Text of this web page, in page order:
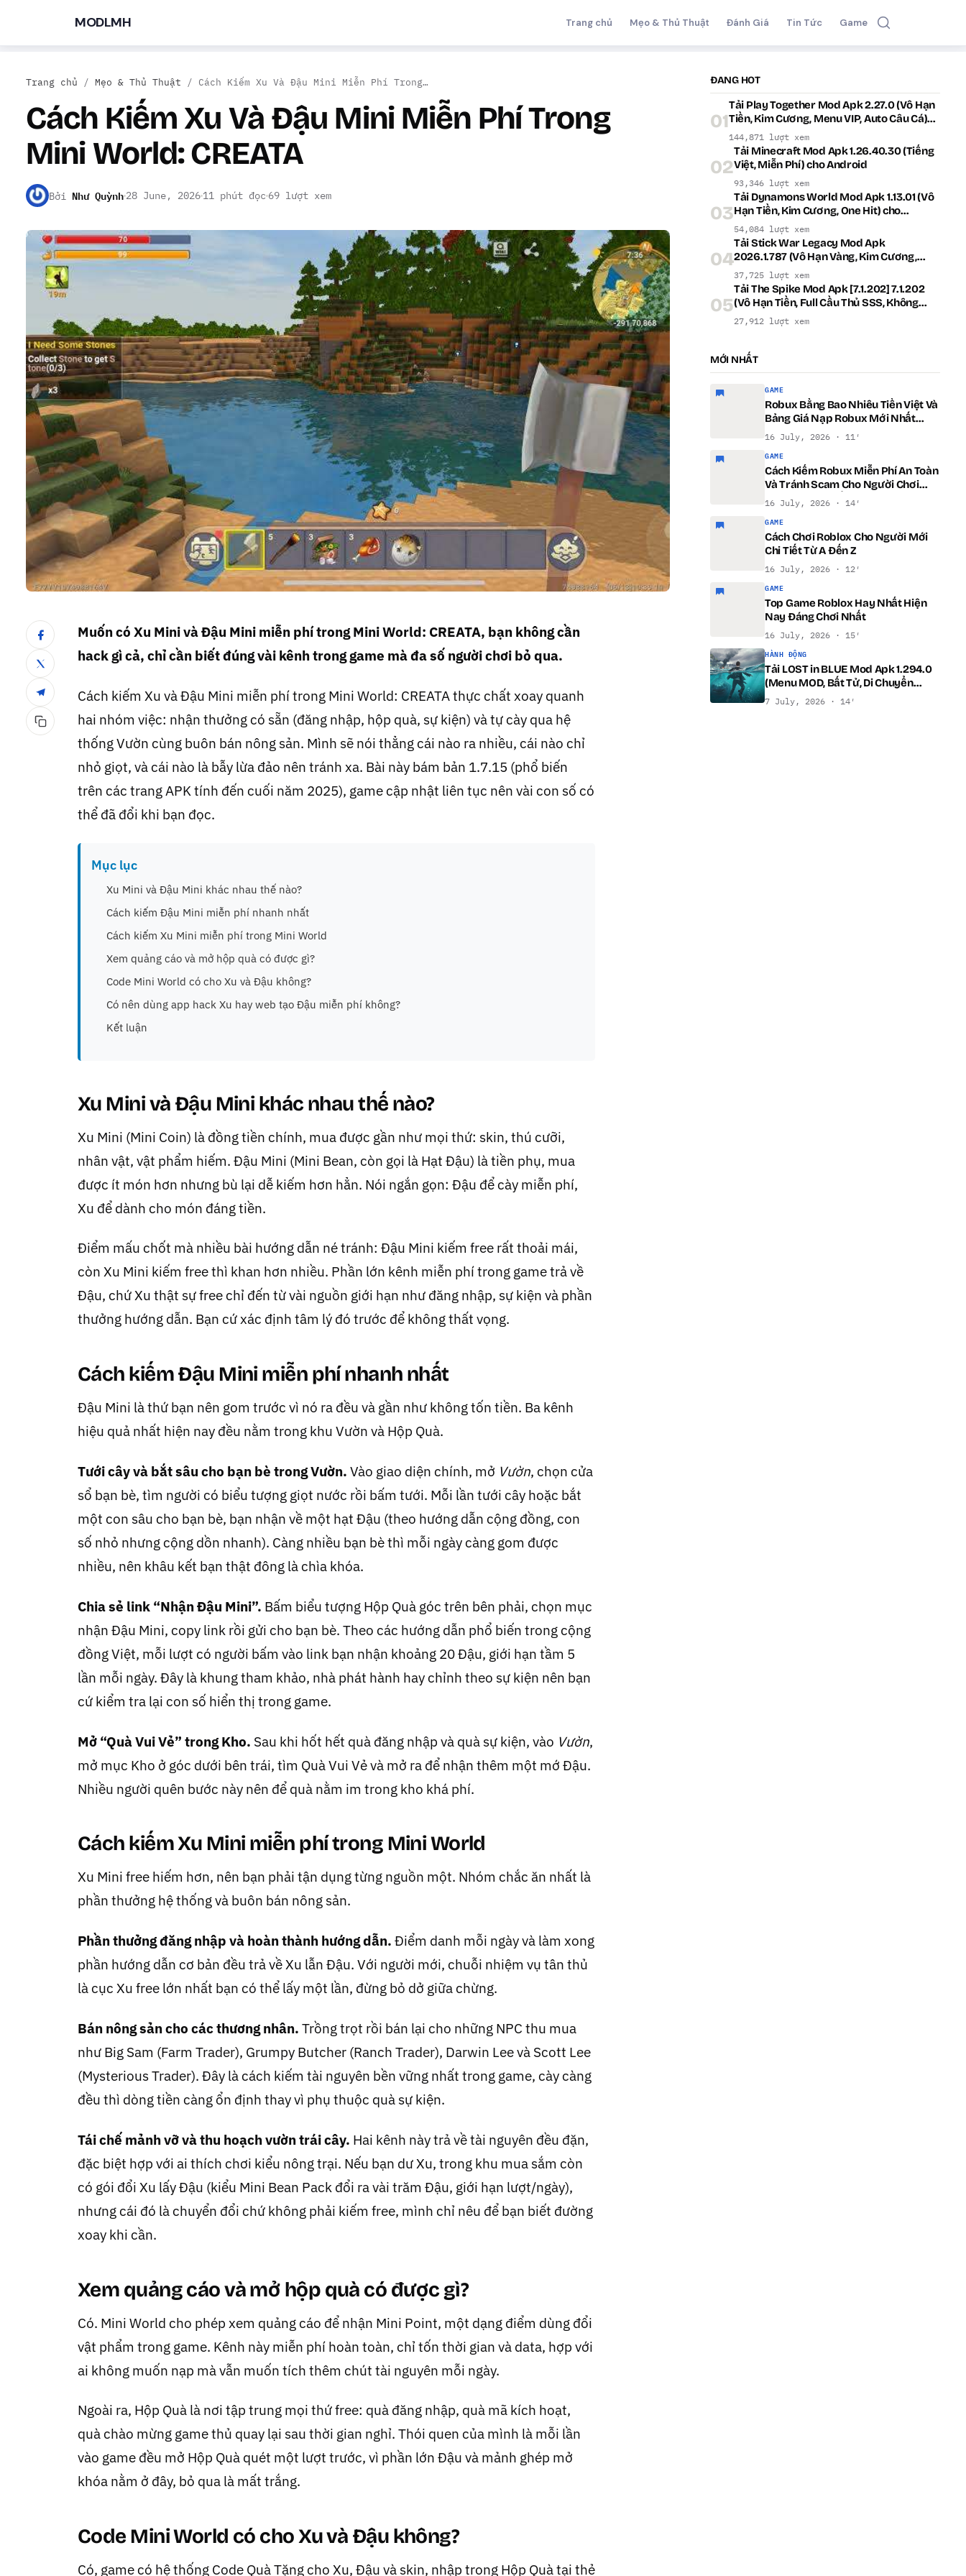
MOD APK Game offline Ứng dụng miễn phí
MODLMH Trang chủ Mẹo & Thủ Thuật Đánh Giá Tin Tức Game
Trang chủ / Mẹo & Thủ Thuật / Cách Kiếm Xu Và Đậu Mini Miễn Phí Trong…
Cách Kiếm Xu Và Đậu Mini Miễn Phí Trong
Mini World: CREATA
Bởi Như Quỳnh 28 June, 2026 11 phút đọc 69 lượt xem
Muốn có Xu Mini và Đậu Mini miễn phí trong Mini World: CREATA, bạn không cần
hack gì cả, chỉ cần biết đúng vài kênh trong game mà đa số người chơi bỏ qua.
Cách kiếm Xu và Đậu Mini miễn phí trong Mini World: CREATA thực chất xoay quanh
hai nhóm việc: nhận thưởng có sẵn (đăng nhập, hộp quà, sự kiện) và tự cày qua hệ
thống Vườn cùng buôn bán nông sản. Mình sẽ nói thẳng cái nào ra nhiều, cái nào chỉ
nhỏ giọt, và cái nào là bẫy lừa đảo nên tránh xa. Bài này bám bản 1.7.15 (phổ biến
trên các trang APK tính đến cuối năm 2025), game cập nhật liên tục nên vài con số có
thể đã đổi khi bạn đọc.
Mục lục
Xu Mini và Đậu Mini khác nhau thế nào?
Cách kiếm Đậu Mini miễn phí nhanh nhất
Cách kiếm Xu Mini miễn phí trong Mini World
Xem quảng cáo và mở hộp quà có được gì?
Code Mini World có cho Xu và Đậu không?
Có nên dùng app hack Xu hay web tạo Đậu miễn phí không?
Kết luận
Xu Mini và Đậu Mini khác nhau thế nào?
Xu Mini (Mini Coin) là đồng tiền chính, mua được gần như mọi thứ: skin, thú cưỡi,
nhân vật, vật phẩm hiếm. Đậu Mini (Mini Bean, còn gọi là Hạt Đậu) là tiền phụ, mua
được ít món hơn nhưng bù lại dễ kiếm hơn hẳn. Nói ngắn gọn: Đậu để cày miễn phí,
Xu để dành cho món đáng tiền.
Điểm mấu chốt mà nhiều bài hướng dẫn né tránh: Đậu Mini kiếm free rất thoải mái,
còn Xu Mini kiếm free thì khan hơn nhiều. Phần lớn kênh miễn phí trong game trả về
Đậu, chứ Xu thật sự free chỉ đến từ vài nguồn giới hạn như đăng nhập, sự kiện và phần
thưởng hướng dẫn. Bạn cứ xác định tâm lý đó trước để không thất vọng.
Cách kiếm Đậu Mini miễn phí nhanh nhất
Đậu Mini là thứ bạn nên gom trước vì nó ra đều và gần như không tốn tiền. Ba kênh
hiệu quả nhất hiện nay đều nằm trong khu Vườn và Hộp Quà.
Tưới cây và bắt sâu cho bạn bè trong Vườn. Vào giao diện chính, mở Vườn, chọn cửa
sổ bạn bè, tìm người có biểu tượng giọt nước rồi bấm tưới. Mỗi lần tưới cây hoặc bắt
một con sâu cho bạn bè, bạn nhận về một hạt Đậu (theo hướng dẫn cộng đồng, con
số nhỏ nhưng cộng dồn nhanh). Càng nhiều bạn bè thì mỗi ngày càng gom được
nhiều, nên khâu kết bạn thật đông là chìa khóa.
Chia sẻ link “Nhận Đậu Mini”. Bấm biểu tượng Hộp Quà góc trên bên phải, chọn mục
nhận Đậu Mini, copy link rồi gửi cho bạn bè. Theo các hướng dẫn phổ biến trong cộng
đồng Việt, mỗi lượt có người bấm vào link bạn nhận khoảng 20 Đậu, giới hạn tầm 5
lần mỗi ngày. Đây là khung tham khảo, nhà phát hành hay chỉnh theo sự kiện nên bạn
cứ kiểm tra lại con số hiển thị trong game.
Mở “Quà Vui Vẻ” trong Kho. Sau khi hốt hết quà đăng nhập và quà sự kiện, vào Vườn,
mở mục Kho ở góc dưới bên trái, tìm Quà Vui Vẻ và mở ra để nhận thêm một mớ Đậu.
Nhiều người quên bước này nên để quà nằm im trong kho khá phí.
Cách kiếm Xu Mini miễn phí trong Mini World
Xu Mini free hiếm hơn, nên bạn phải tận dụng từng nguồn một. Nhóm chắc ăn nhất là
phần thưởng hệ thống và buôn bán nông sản.
Phần thưởng đăng nhập và hoàn thành hướng dẫn. Điểm danh mỗi ngày và làm xong
phần hướng dẫn cơ bản đều trả về Xu lẫn Đậu. Với người mới, chuỗi nhiệm vụ tân thủ
là cục Xu free lớn nhất bạn có thể lấy một lần, đừng bỏ dở giữa chừng.
Bán nông sản cho các thương nhân. Trồng trọt rồi bán lại cho những NPC thu mua
như Big Sam (Farm Trader), Grumpy Butcher (Ranch Trader), Darwin Lee và Scott Lee
(Mysterious Trader). Đây là cách kiếm tài nguyên bền vững nhất trong game, cày càng
đều thì dòng tiền càng ổn định thay vì phụ thuộc quà sự kiện.
Tái chế mảnh vỡ và thu hoạch vườn trái cây. Hai kênh này trả về tài nguyên đều đặn,
đặc biệt hợp với ai thích chơi kiểu nông trại. Nếu bạn dư Xu, trong khu mua sắm còn
có gói đổi Xu lấy Đậu (kiểu Mini Bean Pack đổi ra vài trăm Đậu, giới hạn lượt/ngày),
nhưng cái đó là chuyển đổi chứ không phải kiếm free, mình chỉ nêu để bạn biết đường
xoay khi cần.
Xem quảng cáo và mở hộp quà có được gì?
Có. Mini World cho phép xem quảng cáo để nhận Mini Point, một dạng điểm dùng đổi
vật phẩm trong game. Kênh này miễn phí hoàn toàn, chỉ tốn thời gian và data, hợp với
ai không muốn nạp mà vẫn muốn tích thêm chút tài nguyên mỗi ngày.
Ngoài ra, Hộp Quà là nơi tập trung mọi thứ free: quà đăng nhập, quà mã kích hoạt,
quà chào mừng game thủ quay lại sau thời gian nghỉ. Thói quen của mình là mỗi lần
vào game đều mở Hộp Quà quét một lượt trước, vì phần lớn Đậu và mảnh ghép mở
khóa nằm ở đây, bỏ qua là mất trắng.
Code Mini World có cho Xu và Đậu không?
Có, game có hệ thống Code Quà Tặng cho Xu, Đậu và skin, nhập trong Hộp Quà tại thẻ
ĐANG HOT
01
Tải Play Together Mod Apk 2.27.0 (Vô Hạn
Tiền, Kim Cương, Menu VIP, Auto Câu Cá)
cho Android
144,871 lượt xem
02
Tải Minecraft Mod Apk 1.26.40.30 (Tiếng
Việt, Miễn Phí) cho Android
93,346 lượt xem
03
Tải Dynamons World Mod Apk 1.13.01 (Vô
Hạn Tiền, Kim Cương, One Hit) cho
Android
54,084 lượt xem
04
Tải Stick War Legacy Mod Apk
2026.1.787 (Vô Hạn Vàng, Kim Cương,
Menu VIP) cho Android
37,725 lượt xem
05
Tải The Spike Mod Apk [7.1.202] 7.1.202
(Vô Hạn Tiền, Full Cầu Thủ SSS, Không
Quảng Cáo) cho Android
27,912 lượt xem
MỚI NHẤT
GAME
Robux Bằng Bao Nhiêu Tiền Việt Và
Bảng Giá Nạp Robux Mới Nhất
Dành Cho Game Thủ Việt
16 July, 2026 · 11′
GAME
Cách Kiếm Robux Miễn Phí An Toàn
Và Tránh Scam Cho Người Chơi
Roblox Mới Nhất 2026
16 July, 2026 · 14′
GAME
Cách Chơi Roblox Cho Người Mới
Chi Tiết Từ A Đến Z
16 July, 2026 · 12′
GAME
Top Game Roblox Hay Nhất Hiện
Nay Đáng Chơi Nhất
16 July, 2026 · 15′
HÀNH ĐỘNG
Tải LOST in BLUE Mod Apk 1.294.0
(Menu MOD, Bất Tử, Di Chuyển
Nhanh) cho Android
7 July, 2026 · 14′